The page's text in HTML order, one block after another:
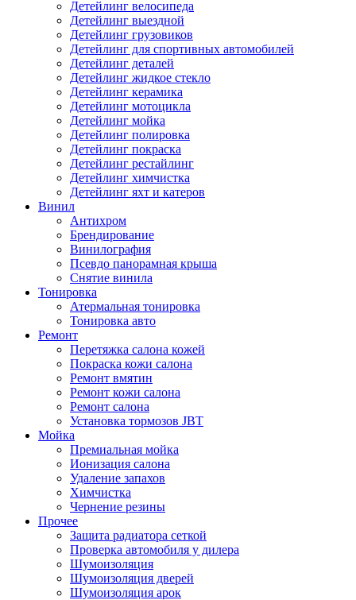
Детейлинг велосипеда
Детейлинг выездной
Детейлинг грузовиков
Детейлинг для спортивных автомобилей
Детейлинг деталей
Детейлинг жидкое стекло
Детейлинг керамика
Детейлинг мотоцикла
Детейлинг мойка
Детейлинг полировка
Детейлинг покраска
Детейлинг рестайлинг
Детейлинг химчистка
Детейлинг яхт и катеров
Винил
Антихром
Брендирование
Винилография
Псевдо панорамная крыша
Снятие винила
Тонировка
Атермальная тонировка
Тонировка авто
Ремонт
Перетяжка салона кожей
Покраска кожи салона
Ремонт вмятин
Ремонт кожи салона
Ремонт салона
Установка тормозов JBT
Мойка
Премиальная мойка
Ионизация салона
Удаление запахов
Химчистка
Чернение резины
Прочее
Защита радиатора сеткой
Проверка автомобиля у дилера
Шумоизоляция
Шумоизоляция дверей
Шумоизоляция арок